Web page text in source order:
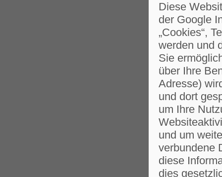
Diese
der Google
„Cookies“,
werden und
Sie
über Ihre
Adresse)
und dort
um Ihre
und um
verbundene
diese
dies